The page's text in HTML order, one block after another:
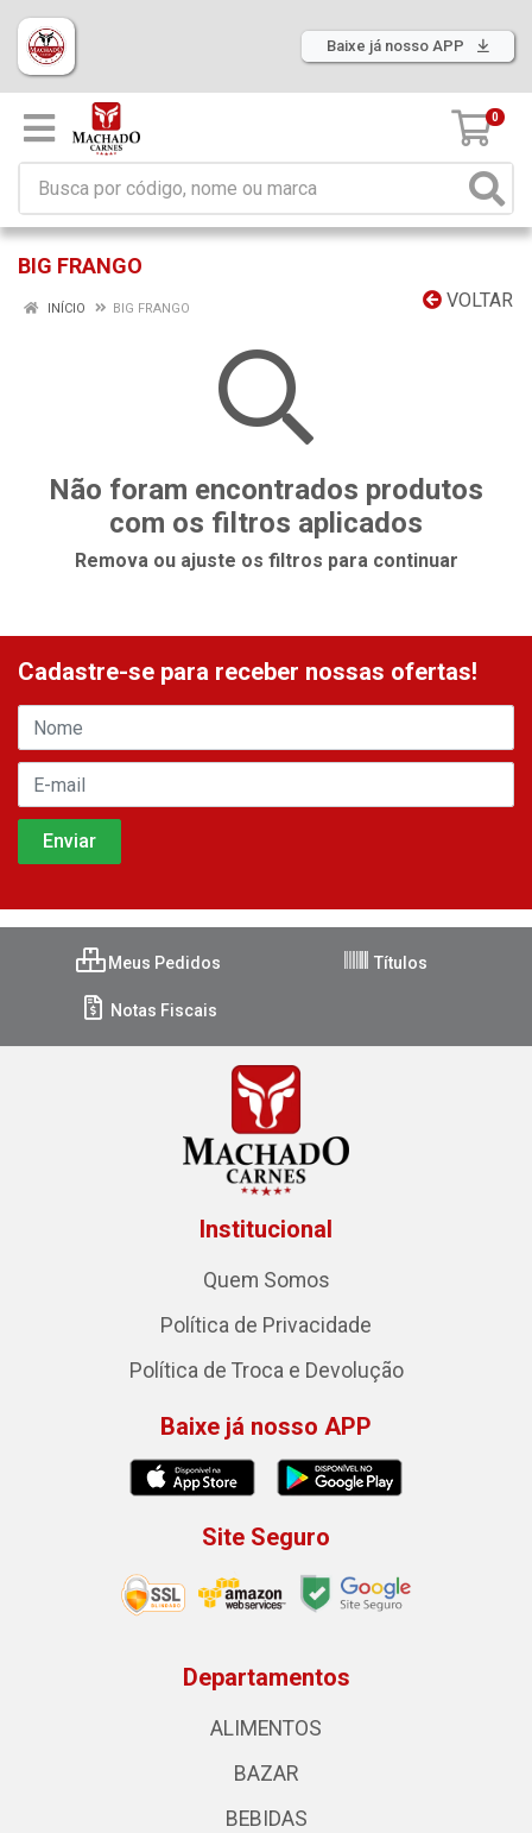
Baixe já nosso APP
0
BIG FRANGO
VOLTAR
INÍCIO BIG FRANGO
Não foram encontrados produtos
com os filtros aplicados
Remova ou ajuste os filtros para continuar
Cadastre-se para receber nossas ofertas!
Meus Pedidos Títulos
Notas Fiscais
Institucional
Quem Somos
Política de Privacidade
Política de Troca e Devolução
Baixe já nosso APP
Site Seguro
Departamentos
ALIMENTOS
BAZAR
BEBIDAS